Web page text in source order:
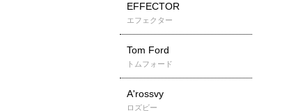
EFFECTOR
エフェクター
Tom Ford
トムフォード
A'rossvy
ロズビー